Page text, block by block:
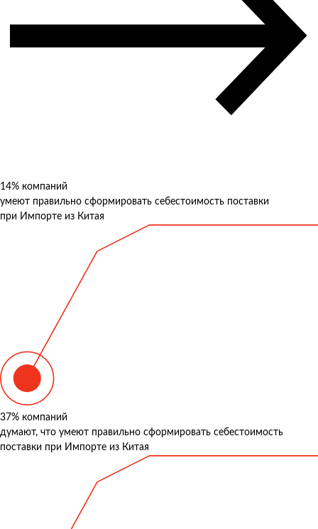
14% компаний
умеют правильно сформировать себестоимость поставки
при Импорте из Китая
37% компаний
думают, что умеют правильно сформировать себестоимость
поставки при Импорте из Китая